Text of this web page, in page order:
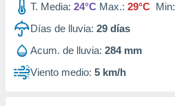
1199
T. Media: 24°C Max.: 29°C Min:
Días de lluvia: 29 días
Acum. de lluvia: 284 mm
Viento medio: 5 km/h